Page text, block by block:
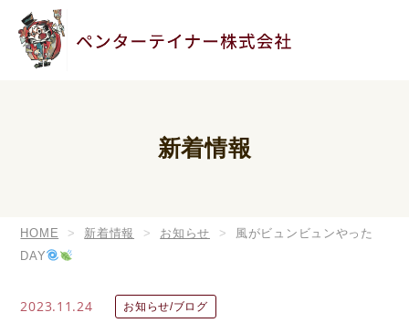
新着情報
HOME 新着情報 お知らせ
風がビュンビュンやった
DAY
2023.11.24 お知らせ/ブログ